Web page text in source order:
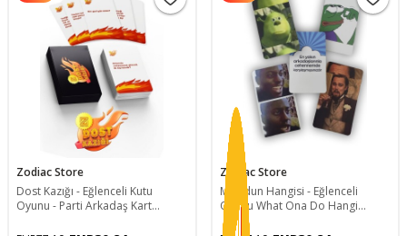
Zodiac Store
Dost Kazığı - Eğlenceli Kutu
Oyunu - Parti Arkadaş Kart
Zodiac Store
Moodun Hangisi - Eğlenceli
Oyunu What Ona Do Hangi
Modsun Bi Moodsun Kart You